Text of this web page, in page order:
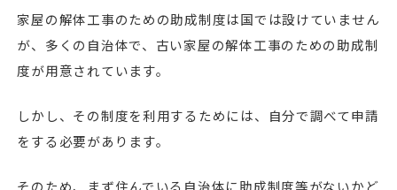
家屋の解体工事のための助成制度は国では設けていません
が、多くの自治体で、古い家屋の解体工事のための助成制
度が用意されています。
しかし、その制度を利用するためには、自分で調べて申請
をする必要があります。
そのため、まず住んでいる自治体に助成制度等がないかど